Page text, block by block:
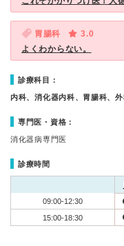
胃腸科
3.0
よくわからない。
診療科目：
内科、消化器内科、胃腸科、
専門医・資格：
消化器病専門医
診療時間
09:00-12:30
15:00-18:30